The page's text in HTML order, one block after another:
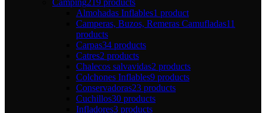
Almohadas Inflables1 product
Camperas, Buzos, Remeras Camufladas11
products
Carpas34 products
Catres2 products
Chalecos salvavidas2 products
Colchones Inflables9 products
Conservadoras23 products
Cuchillos30 products
Infladores3 products